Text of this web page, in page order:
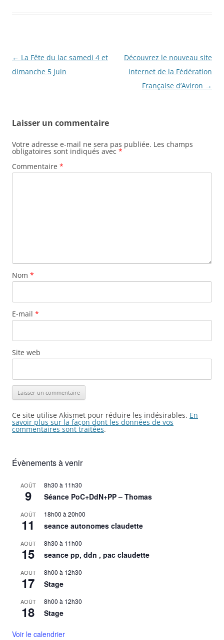
Navigation
des
← La Fête du lac samedi 4 et
dimanche 5 juin
Découvrez le nouveau site
internet de la Fédération
Française d’Aviron →
Laisser un commentaire
Votre adresse e-mail ne sera pas publiée. Les champs
obligatoires sont indiqués avec *
Commentaire *
Nom *
E-mail *
Site web
Ce site utilise Akismet pour réduire les indésirables. En
savoir plus sur la façon dont les données de vos
commentaires sont traitées.
Évènements à venir
AOÛT
9
8h30 à 11h30
Séance PoC+DdN+PP – Thomas
AOÛT
11
18h00 à20h00
seance autonomes claudette
AOÛT
15
8h30 à 11h00
seance pp, ddn , pac claudette
AOÛT
17
8h00 à 12h30
Stage
AOÛT
18
8h00 à 12h30
Stage
Voir le calendrier